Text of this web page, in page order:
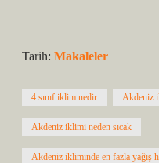
Tarih: Makaleler
4 sınıf iklim nedir Akdeniz
Akdeniz iklimi neden sıcak
Akdeniz ikliminde en fazla yağış